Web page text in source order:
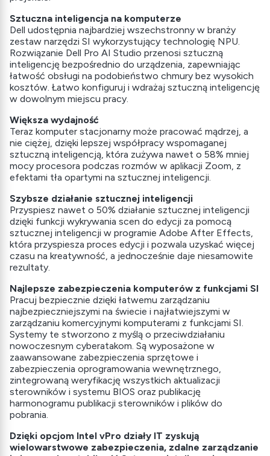
Sztuczna inteligencja na komputerze
Dell udostępnia najbardziej wszechstronny w branży
zestaw narzędzi SI wykorzystujący technologię NPU.
Rozwiązanie Dell Pro AI Studio przenosi sztuczną
inteligencję bezpośrednio do urządzenia, zapewniając
łatwość obsługi na podobieństwo chmury bez wysokich
kosztów. Łatwo konfiguruj i wdrażaj sztuczną inteligencję
w dowolnym miejscu pracy.
Większa wydajność
Teraz komputer stacjonarny może pracować mądrzej, a
nie ciężej, dzięki lepszej współpracy wspomaganej
sztuczną inteligencją, która zużywa nawet o 58% mniej
mocy procesora podczas rozmów w aplikacji Zoom, z
efektami tła opartymi na sztucznej inteligencji.
Szybsze działanie sztucznej inteligencji
Przyspiesz nawet o 50% działanie sztucznej inteligencji
dzięki funkcji wykrywania scen do edycji za pomocą
sztucznej inteligencji w programie Adobe After Effects,
która przyspiesza proces edycji i pozwala uzyskać więcej
czasu na kreatywność, a jednocześnie daje niesamowite
rezultaty.
Najlepsze zabezpieczenia komputerów z funkcjami SI
Pracuj bezpiecznie dzięki łatwemu zarządzaniu
najbezpieczniejszymi na świecie i najłatwiejszymi w
zarządzaniu komercyjnymi komputerami z funkcjami SI.
Systemy te stworzono z myślą o przeciwdziałaniu
nowoczesnym cyberatakom. Są wyposażone w
zaawansowane zabezpieczenia sprzętowe i
zabezpieczenia oprogramowania wewnętrznego,
zintegrowaną weryfikację wszystkich aktualizacji
sterowników i systemu BIOS oraz publikację
harmonogramu publikacji sterowników i plików do
pobrania.
Dzięki opcjom Intel vPro działy IT zyskują
wielowarstwowe zabezpieczenia, zdalne zarządzanie